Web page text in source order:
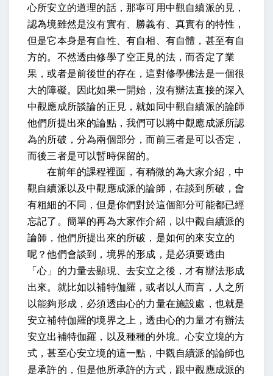
心所安立的道理的話，那寧可用中觀自續派的見，
認為境雖然是沒有實有、勝義有、真實有的特性，
但是它本身是有自性、有自相、有自體，甚至有自
方的。不然透由修學了空正見的法，而否定了業
果，或者是前後世的存在，這對修學佛法是一個很
大的障礙。因此如果一開始，沒有辦法直接的深入
中觀應成所談論的正見，就如同中觀自續派的論師
他們所提出來的論點，我們可以將中觀應成派所認
為的所破，分為兩個部分，而前三者是可以否定，
而後三者是可以暫時保留的。
在前年的課程裡面，有稍微的為大家介紹，中
觀自續派以及中觀應成派的論師，在談到所破，會
有粗細的不同，但是你們對於這個部分可能都已經
忘記了。簡單的再為大家作介紹，以中觀自續派的
論師，他們所提出來的所破，是如何的來安立的
呢？他們會談到，境界的形成，是必須要透由
「心」的力量去顯現、去安立之後，才有辦法形成
出來。就比如以補特伽羅，或者以人而言，人之所
以能夠形成，必須透由心的力量在施設處，也就是
安立補特伽羅的境界之上，透由心的力量才有辦法
安立出補特伽羅，以及種種的外境。心安立境的方
式，甚至心安立境的這一點，中觀自續派的論師也
是承許的，但是他所承許的方式，跟中觀應成派的